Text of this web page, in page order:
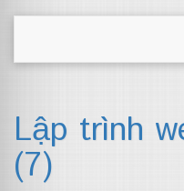
Lập trình
(7)